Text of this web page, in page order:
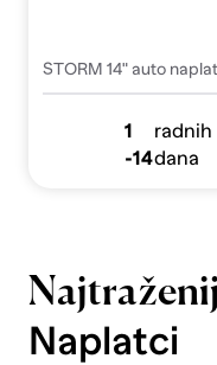
STORM 14" auto
1
-14
radnih
dana
Naplatci